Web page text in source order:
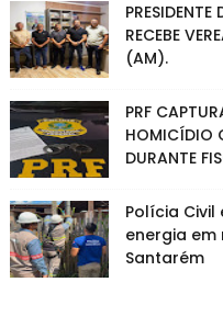
RECEBE
(AM).
PRF
HOMICÍDIO
DURANTE
Polícia
energia
Santarém